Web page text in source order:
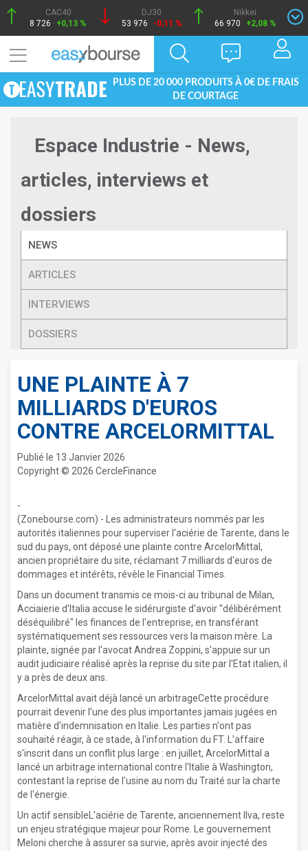
CAC40
8 726
+0,13 %
DJ30
53 976
-0,11 %
Nikkei
66 970
+2,08 %
PLUS DE 20 000 PRODUITS À 0€ DE FRAIS
DE COURTAGE
Espace Industrie - News,
articles, interviews et
dossiers
NEWS
ARTICLES
INTERVIEWS
DOSSIERS
UNE PLAINTE À 7
MILLIARDS D'EUROS
CONTRE ARCELORMITTAL
Publié le 13 Janvier 2026
Copyright © 2026 CercleFinance
-
(Zonebourse.com) - Les administrateurs nommés par les
autorités italiennes pour superviser l'aciérie de Tarente, dans le
sud du pays, ont déposé une plainte contre ArcelorMittal,
ancien propriétaire du site, réclamant 7 milliards d'euros de
dommages et intérêts, révèle le Financial Times.
Dans un document transmis ce mois-ci au tribunal de Milan,
Acciaierie d'Italia accuse le sidérurgiste d'avoir "délibérément
déséquilibré" les finances de l'entreprise, en transférant
systématiquement ses ressources vers la maison mère. La
plainte, signée par l'avocat Andrea Zoppini, s'appuie sur un
audit judiciaire réalisé après la reprise du site par l'Etat italien, il
y a près de deux ans.
ArcelorMittal avait déjà lancé un arbitrageCette procédure
pourrait devenir l'une des plus importantes jamais jugées en
matière d'indemnisation en Italie. Les parties n'ont pas
souhaité réagir, à ce stade, à l'information du FT. L'affaire
s'inscrit dans un conflit plus large : en juillet, ArcelorMittal a
lancé un arbitrage international contre l'Italie à Washington,
contestant la reprise de l'usine au nom du Traité sur la charte
de l'énergie.
Un actif sensibleL'aciérie de Tarente, anciennement Ilva, reste
un enjeu stratégique majeur pour Rome. Le gouvernement
Meloni cherche à assurer sa survie, après avoir injecté des